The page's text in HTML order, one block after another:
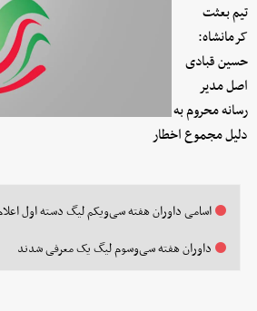
تیم بعثت
کرمانشاه:
حسین قبادی
اصل مدیر
رسانه محروم به
دلیل مجموع اخطار
اسامی داوران هفته سی‌ویکم لیگ دسته اول
داوران هفته سی‌وسوم لیگ یک معرفی شدند